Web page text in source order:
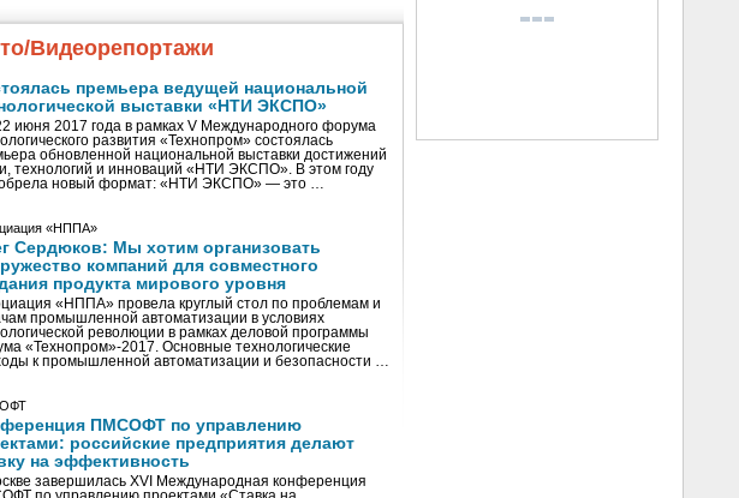
Видеорепортажи
премьера ведущей национальной
выставки «НТИ ЭКСПО»
июня 2017 года в рамках V Международного форума
развития «Технопром» состоялась
обновленной национальной выставки достижений
технологий и инноваций «НТИ ЭКСПО». В этом году
новый формат: «НТИ ЭКСПО» — это …
«НППА»
Сердюков: Мы хотим организовать
компаний для совместного
продукта мирового уровня
«НППА» провела круглый стол по проблемам и
промышленной автоматизации в условиях
революции в рамках деловой программы
«Технопром»-2017. Основные технологические
к промышленной автоматизации и безопасности …
ПМСОФТ по управлению
российские предприятия делают
на эффективность
завершилась XVI Международная конференция